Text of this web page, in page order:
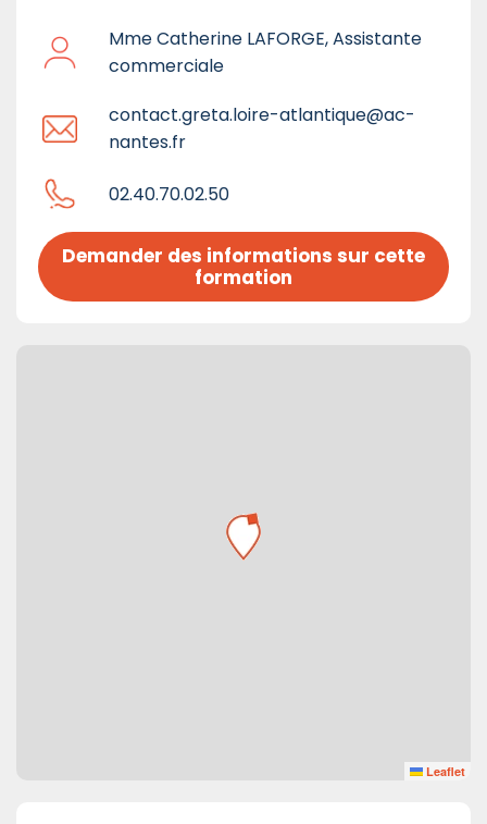
Mme Catherine LAFORGE, Assistante
commerciale
contact.greta.loire-atlantique@ac-
nantes.fr
02.40.70.02.50
Demander des informations sur cette
formation
Leaflet